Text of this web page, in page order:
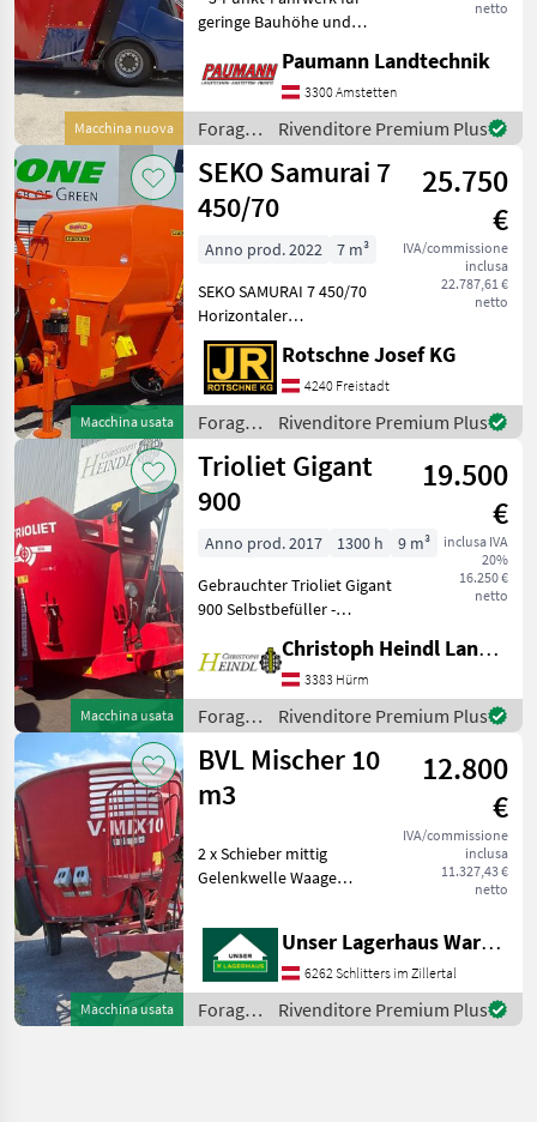
Macchina nuova
netto
geringe Bauhöhe und
stufenlose Steuerung der
Fahrgeschwindigkeit über
Fahrpedal, 1 Fahrbereich (0
bis 15 km/h) * Steuer
Paumann Landtechnik
3300 Amstetten
Foraggiamento
/
Siloking
Rivenditore Premium Plus
Macchina usata
SEKO Samurai 7
450/70
25.750
€
IVA/commissione
inclusa
22.787,61 €
netto
Anno prod. 2022
7 m³
SEKO SAMURAI 7 450/70
Horizontaler
Futtermischwagen Zwei
Mischschnecken mit 100
Schneidmesser
Doppelseitige direkte
Ausladung Kettenteppich
900x800, lin
Rotschne Josef KG
4240 Freistadt
Foraggiamento
/ Seko
Rivenditore Premium Plus
Macchina usata
Trioliet Gigant
900
19.500
€
inclusa IVA
20%
16.250 €
netto
Anno prod. 2017 1300 h
9 m³
Gebrauchter Trioliet Gigant
900 Selbstbefüller -
hydraulische Waage
Lagernd Standort Inning
Aus etwaigen Irrtümern
oder falschen Ang
Christoph Heindl Landtechnik GmbH, Inning
3383 Hürm
Foraggiamento
/
Trioliet
Rivenditore Premium Plus
Macchina usata
BVL Mischer 10
m3
12.800
€
IVA/commissione
inclusa
11.327,43 €
netto
2 x Schieber mittig
Gelenkwelle Waage
Foraggiamento Carri
miscelatori
Unser Lagerhaus Warenhandelsges.m.b.H.
6262 Schlitters im Zillertal
Foraggiamento
/ BVL
Rivenditore Premium Plus